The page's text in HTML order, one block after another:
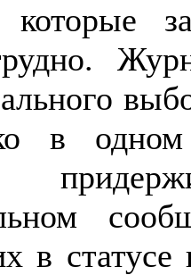
которые
в
в статусе